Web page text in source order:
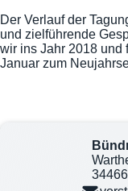
Der Verlauf der
und zielführende
wir ins Jahr 2018 und
Januar zum